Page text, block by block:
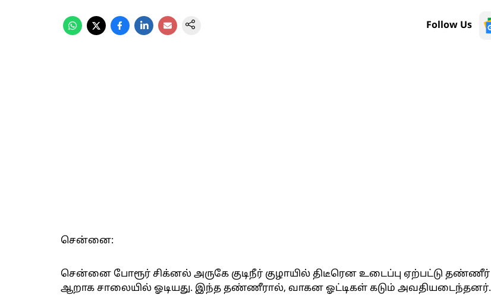
Follow Us
சென்னை:
சென்னை போரூர் சிக்னல் அருகே குடிநீர் குழாயில் திடீரென உடைப்பு ஏற்பட்டு தண்ணீர்
ஆறாக சாலையில் ஓடியது. இந்த தண்ணீரால், வாகன ஓட்டிகள் கடும் அவதியடைந்தனர்.